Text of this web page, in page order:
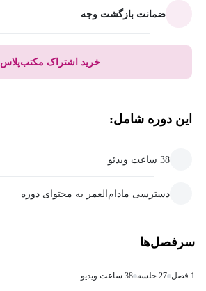
ضمانت بازگشت وجه
خرید اشتراک مکتب‌پلاس
این دوره شامل:
38 ساعت ویدئو
دسترسی مادام‌العمر به محتوای دوره
سرفصل‌ها
1 فصل 27 جلسه 38 ساعت ویدیو